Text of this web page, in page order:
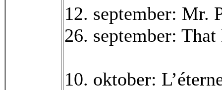
12. september: Mr.
26. september:
10. oktober: